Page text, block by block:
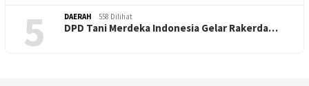
5 DAERAH 558 Dilihat
DPD Tani Merdeka Indonesia Gelar Rakerda…